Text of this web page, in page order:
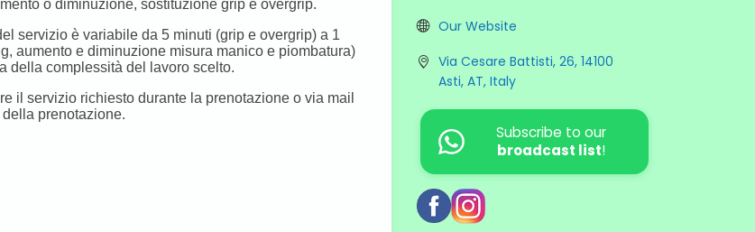
Our Website
Via Cesare Battisti, 26, 14100
Asti, AT, Italy
Subscribe to our
broadcast list!